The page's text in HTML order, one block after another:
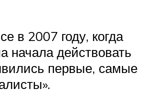
в 2007 году, когда
начала действовать
первые, самые